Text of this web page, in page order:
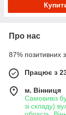
Про нас
87% позитивних з
Працює з
м. Вінниця
Самовивіз
зі складу)